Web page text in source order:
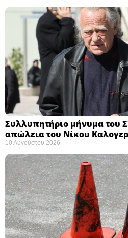
Συλλυπητήριο μήνυμα του
απώλεια του Νίκου
10 Αυγούστου 2026